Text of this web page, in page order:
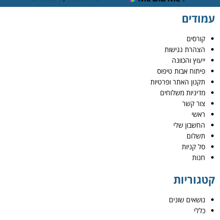
עמודים
קורסים
הצהרת נגישות
ייעוץ והכוונה
פיתוח אבות טיפוס
תקנון האתר ופרטיות
מדיניות משלוחים
צור קשר
ראשי
החשבון שלי
תשלום
סל קניות
חנות
קטגוריות
נושאים שונים
כללי